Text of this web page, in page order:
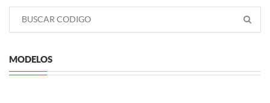
MODELOS